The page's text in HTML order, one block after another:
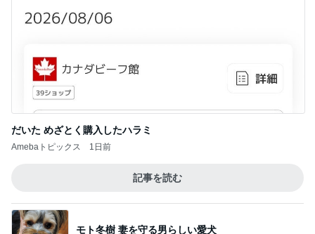
だいた めざとく購入したハラミ
Amebaトピックス 1日前
記事を読む
モト冬樹 妻を守る男らしい愛犬